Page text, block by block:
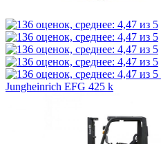
Jungheinrich EFG 425 k